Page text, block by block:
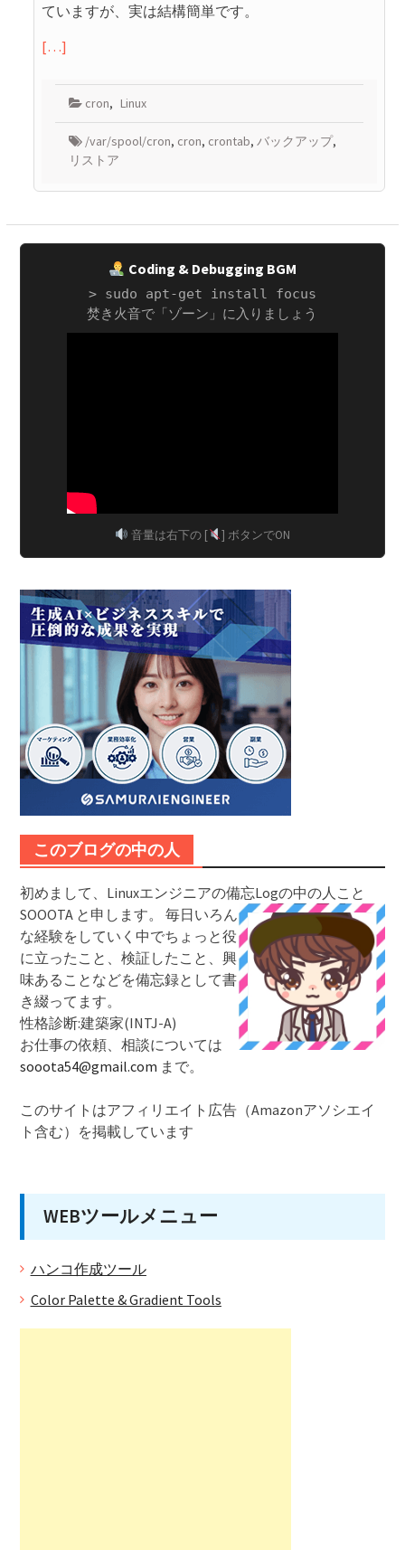
ていますが、実は結構簡単です。
[…]
cron, Linux
/var/spool/cron, cron, crontab, バックアップ,
リストア
Coding & Debugging BGM
> sudo apt-get install focus
焚き火音で「ゾーン」に入りましょう
音量は右下の [ ] ボタンでON
このブログの中の人
初めまして、Linuxエンジニアの備忘Logの中の人こと
SOOOTA と申します。 毎日いろん
な経験をしていく中でちょっと役
に立ったこと、検証したこと、興
味あることなどを備忘録として書
き綴ってます。
性格診断:建築家(INTJ-A)
お仕事の依頼、相談については
sooota54@gmail.com まで。
このサイトはアフィリエイト広告（Amazonアソシエイ
ト含む）を掲載しています
WEBツールメニュー
ハンコ作成ツール
Color Palette & Gradient Tools